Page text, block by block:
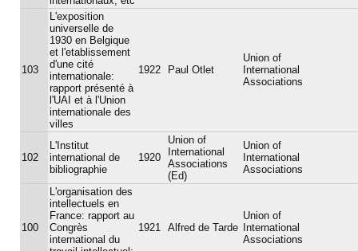
103
L'exposition
universelle de
1930 en Belgique
et l'etablissement
d'une cité
internationale:
rapport présenté à
l'UAI et à l'Union
internationale des
villes
1922 Paul Otlet
Union of
International
Associations
102
L'Institut
international de
bibliographie
1920
Union of
International
Associations
(Ed)
Union of
International
Associations
100
L'organisation des
intellectuels en
France: rapport au
Congrès
international du
1921 Alfred de Tarde
Union of
International
Associations